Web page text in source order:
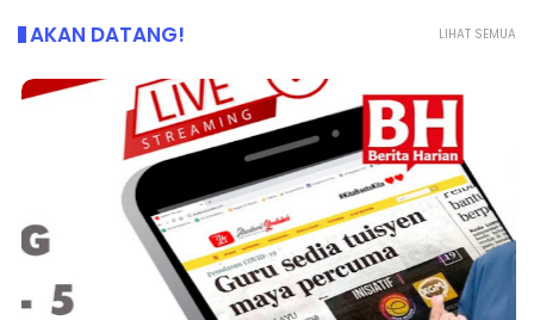
LIHAT SEMUA
AKAN DATANG!